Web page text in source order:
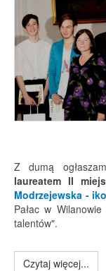
Z dumą
laureatem II
Modrzejewska -
Pałac w
talentów".
Czytaj więcej...